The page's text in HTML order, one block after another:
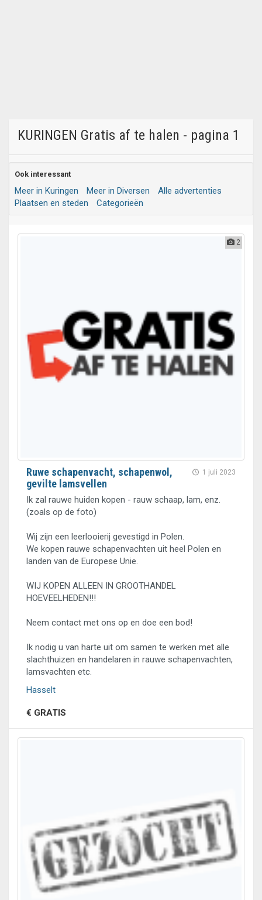
KURINGEN Gratis af te halen - pagina 1
Ook interessant
Meer in Kuringen Meer in Diversen
Alle advertenties
Plaatsen en steden
Categorieën
2
1 juli 2023
Ruwe schapenvacht, schapenwol,
gevilte lamsvellen
Ik zal rauwe huiden kopen - rauw schaap, lam, enz.
(zoals op de foto)
Wij zijn een leerlooierij gevestigd in Polen.
We kopen rauwe schapenvachten uit heel Polen en
landen van de Europese Unie.
WIJ KOPEN ALLEEN IN GROOTHANDEL
HOEVEELHEDEN!!!
Neem contact met ons op en doe een bod!
Ik nodig u van harte uit om samen te werken met alle
slachthuizen en handelaren in rauwe schapenvachten,
lamsvachten etc.
Hasselt
€ GRATIS